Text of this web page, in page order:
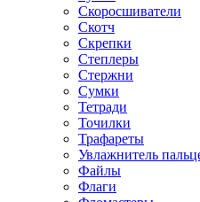
Скоросшиватели
Скотч
Скрепки
Степлеры
Стержни
Сумки
Тетради
Точилки
Трафареты
Увлажнитель
Файлы
Флаги